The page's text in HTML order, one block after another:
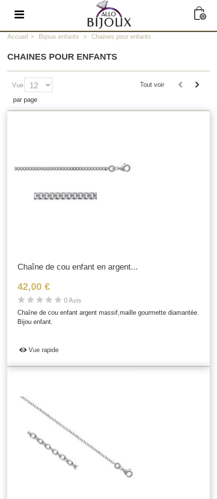
0
Accueil > Bijoux enfants > Chaines pour enfants
CHAINES POUR ENFANTS
Vue
par page
Tout voir
Chaîne de cou enfant en argent...
42,00 €
0 Avis
Chaîne de cou enfant argent massif,maille gourmette diamantée.
Bijou enfant.
Vue rapide